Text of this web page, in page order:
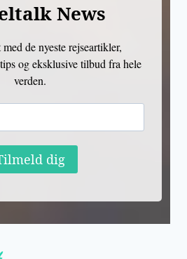
News
de nyeste rejseartikler,
og eksklusive tilbud fra hele
verden.
dig